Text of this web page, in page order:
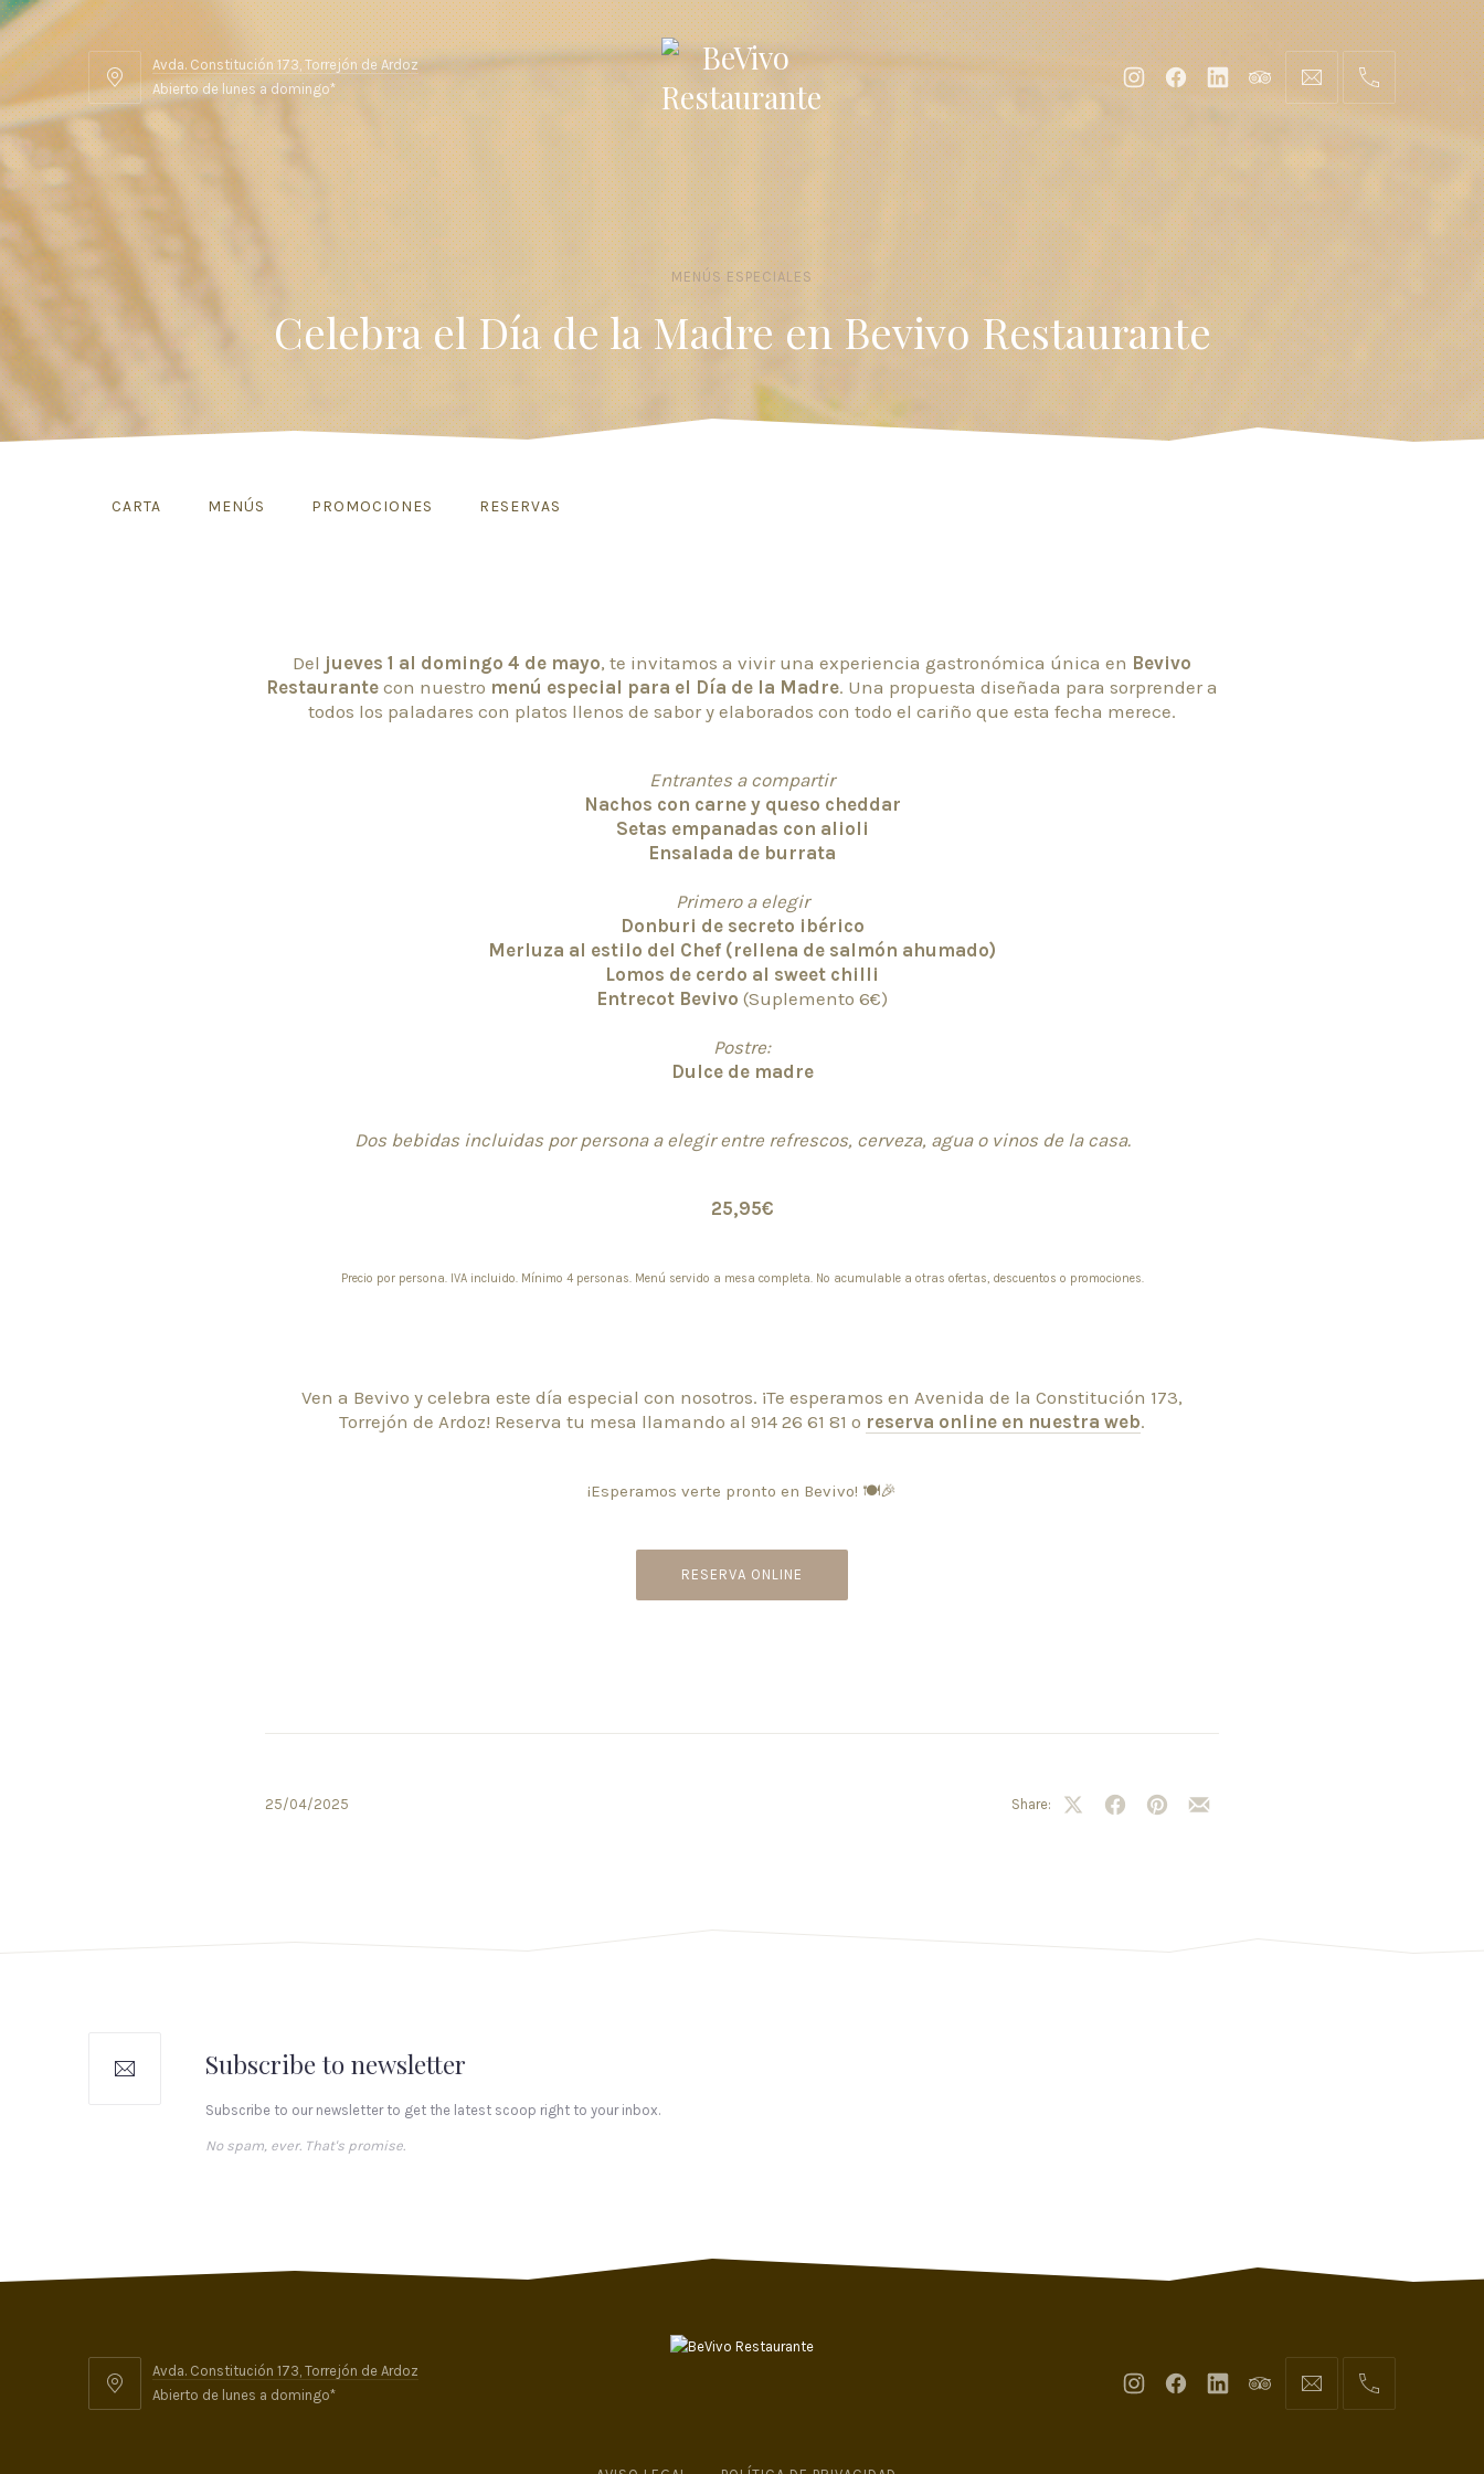
Avda. Constitución 173, Torrejón de Ardoz
Abierto de lunes a domingo*
MENÚS ESPECIALES
Celebra el Día de la Madre en Bevivo Restaurante
CARTA MENÚS PROMOCIONES RESERVAS
Del jueves 1 al domingo 4 de mayo, te invitamos a vivir una experiencia gastronómica única en Bevivo
Restaurante con nuestro menú especial para el Día de la Madre. Una propuesta diseñada para sorprender a
todos los paladares con platos llenos de sabor y elaborados con todo el cariño que esta fecha merece.
Entrantes a compartir
Nachos con carne y queso cheddar
Setas empanadas con alioli
Ensalada de burrata
Primero a elegir
Donburi de secreto ibérico
Merluza al estilo del Chef (rellena de salmón ahumado)
Lomos de cerdo al sweet chilli
Entrecot Bevivo (Suplemento 6€)
Postre:
Dulce de madre
Dos bebidas incluidas por persona a elegir entre refrescos, cerveza, agua o vinos de la casa.
25,95€
Precio por persona. IVA incluido. Mínimo 4 personas. Menú servido a mesa completa. No acumulable a otras ofertas, descuentos o promociones.
Ven a Bevivo y celebra este día especial con nosotros. ¡Te esperamos en Avenida de la Constitución 173,
Torrejón de Ardoz! Reserva tu mesa llamando al 914 26 61 81 o reserva online en nuestra web.
¡Esperamos verte pronto en Bevivo! 🍽️🎉
RESERVA ONLINE
25/04/2025 Share:
Subscribe to newsletter
Subscribe to our newsletter to get the latest scoop right to your inbox.
No spam, ever. That's promise.
Avda. Constitución 173, Torrejón de Ardoz
Abierto de lunes a domingo*